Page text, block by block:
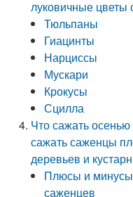
луковичные
Тюльпаны
Гиацинты
Нарциссы
Мускари
Крокусы
Сцилла
Что сажать
сажать саженцы
деревьев и
Плюсы и минусы
саженцев